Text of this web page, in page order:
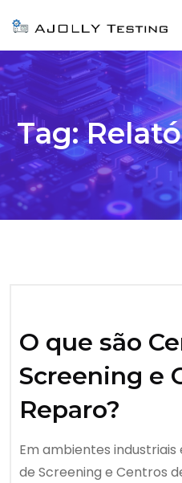
Tag:
O que são
Screening e
Reparo?
Em ambientes
de Screening e Centros